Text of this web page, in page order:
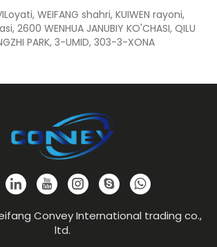
WEIFANG shahri, KUIWEN rayoni,
2600 WENHUA JANUBIY KO'CHASI, QILU
PARK, 3-UMID, 303-3-XONA
Convey International trading co.,
ltd.